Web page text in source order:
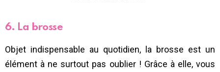
6. La brosse
Objet indispensable au quotidien, la brosse est un
élément à ne surtout pas oublier ! Grâce à elle, vous